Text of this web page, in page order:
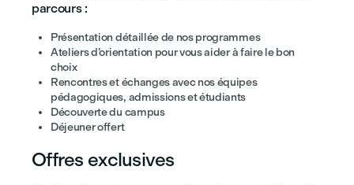
parcours :
Présentation détaillée de nos programmes
Ateliers d’orientation pour vous aider à faire le bon
choix
Rencontres et échanges avec nos équipes
pédagogiques, admissions et étudiants
Découverte du campus
Déjeuner offert
Offres exclusives